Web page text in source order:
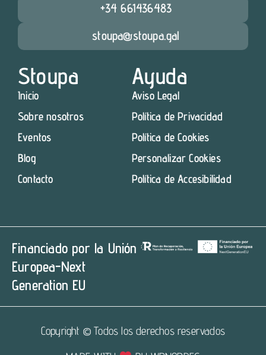
Stoupa
Inicio
Sobre nosotros
Eventos
Blog
Contacto
Ayuda
Aviso Legal
Política de Privacidad
Política de Cookies
Personalizar Cookies
Política de Accesibilidad
+34 661436483
stoupa@stoupa.gal
Financiado por la Unión
Europea-Next
Generation EU
Copyright © Todos los derechos reservados